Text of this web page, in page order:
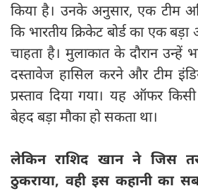
किया है। उनके अनुसार, एक टीम
कि भारतीय क्रिकेट बोर्ड का एक
चाहता है। मुलाकात के दौरान उन्हें
दस्तावेज हासिल करने और टीम
प्रस्ताव दिया गया। यह ऑफर
बेहद बड़ा मौका हो सकता था।
लेकिन राशिद खान ने जिस
ठुकराया, वही इस कहानी का